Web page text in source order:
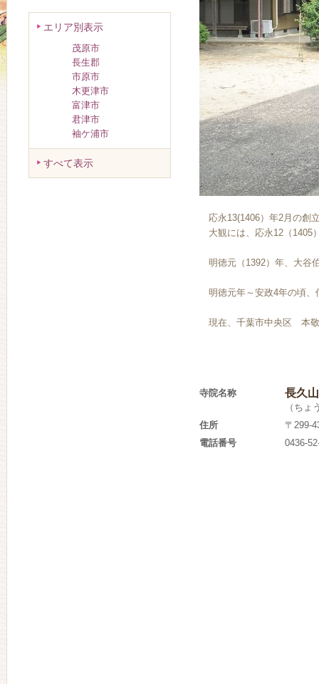
応永13(1406）年2月の創
大観には、応永12（1405
明徳元（1392）年、大谷
明徳元年～安政4年の頃、
現在、千葉市中央区 本敬
寺院名称 長久
（ち
住所
〒299-
電話番号
0436-
エリア別表示
茂原市
長生郡
市原市
木更津市
富津市
君津市
袖ケ浦市
すべて表示